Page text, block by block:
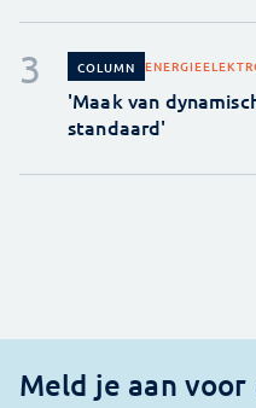
COLUMN ENERGIE
'Maak van
standaard'
Meld je aan